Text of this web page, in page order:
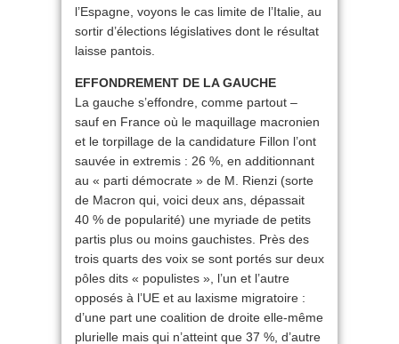
l’Espagne, voyons le cas limite de l’Italie, au
sortir d’élections législatives dont le résultat
laisse pantois.
EFFONDREMENT DE LA GAUCHE
La gauche s’effondre, comme partout –
sauf en France où le maquillage macronien
et le torpillage de la candidature Fillon l’ont
sauvée in extremis : 26 %, en additionnant
au « parti démocrate » de M. Rienzi (sorte
de Macron qui, voici deux ans, dépassait
40 % de popularité) une myriade de petits
partis plus ou moins gauchistes. Près des
trois quarts des voix se sont portés sur deux
pôles dits « populistes », l’un et l’autre
opposés à l’UE et au laxisme migratoire :
d’une part une coalition de droite elle-même
plurielle mais qui n’atteint que 37 %, d’autre